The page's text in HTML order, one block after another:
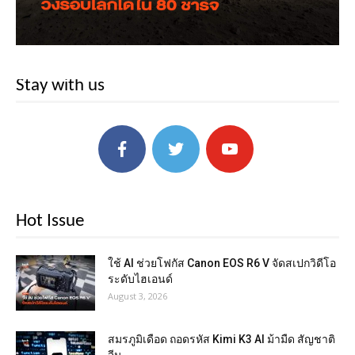
Stay with us
Hot Issue
ใช้ AI ช่วยโฟกัส Canon EOS R6 V จัดสเปกวิดีโอ
ระดับไฮเอนด์
August 3, 2026
สมรภูมิเดือด ถอดรหัส Kimi K3 AI ม้ามืด สัญชาติ